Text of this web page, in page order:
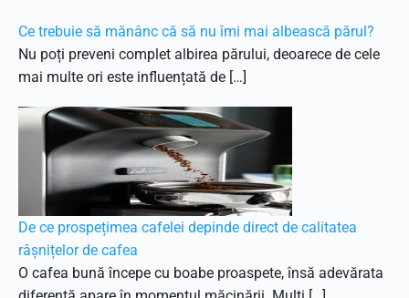
Ce trebuie să mănânc că să nu îmi mai albească părul?
Nu poți preveni complet albirea părului, deoarece de cele
mai multe ori este influențată de […]
De ce prospețimea cafelei depinde direct de calitatea
râșnițelor de cafea
O cafea bună începe cu boabe proaspete, însă adevărata